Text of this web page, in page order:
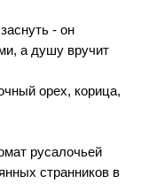
- он
а душу вручит
орех, корица,
русалочьей
странников в